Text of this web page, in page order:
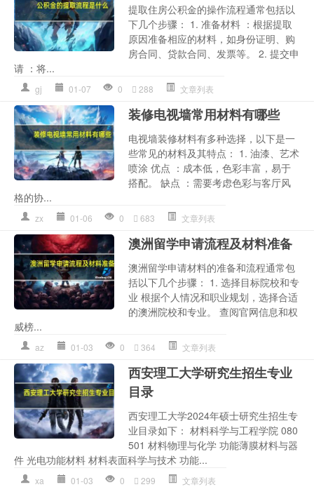
提取住房公积金的操作流程通常包括以
下几个步骤： 1. 准备材料 ：根据提取
原因准备相应的材料，如身份证明、购
房合同、贷款合同、发票等。 2. 提交申
请 ：将...
gj 01-07 0 288 文章列表
装修电视墙常用材料有哪些
电视墙装修材料有多种选择，以下是一
些常见的材料及其特点： 1. 油漆、艺术
喷涂 优点 ：成本低，色彩丰富，易于
搭配。 缺点 ：需要考虑色彩与客厅风
格的协...
zx 01-06 0 683 文章列表
澳洲留学申请流程及材料准备
澳洲留学申请材料的准备和流程通常包
括以下几个步骤： 1. 选择目标院校和专
业 根据个人情况和职业规划，选择合适
的澳洲院校和专业。 查阅官网信息和权
威榜...
az 01-03 0 364 文章列表
西安理工大学研究生招生专业
目录
西安理工大学2024年硕士研究生招生专
业目录如下： 材料科学与工程学院 080
501 材料物理与化学 功能薄膜材料与器
件 光电功能材料 材料表面科学与技术 功能...
xa 01-03 0 299 文章列表